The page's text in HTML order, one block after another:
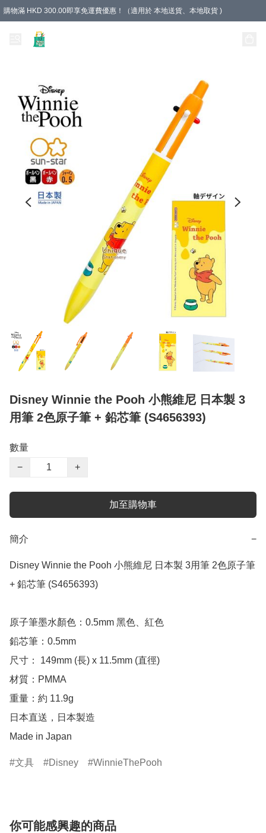
購物滿 HKD 300.00即享免運費優惠！（適用於 本地送貨、本地取貨 )
Disney Winnie the Pooh 小熊維尼 日本製 3
用筆 2色原子筆 + 鉛芯筆 (S4656393)
數量
−
+
加至購物車
簡介 −
Disney Winnie the Pooh 小熊維尼 日本製 3用筆 2色原子筆
+ 鉛芯筆 (S4656393)
原子筆墨水顏色：0.5mm 黑色、紅色
鉛芯筆：0.5mm
尺寸： 149mm (長) x 11.5mm (直徑)
材質：PMMA
重量：約 11.9g
日本直送，日本製造
Made in Japan
文具 Disney WinnieThePooh
你可能感興趣的商品